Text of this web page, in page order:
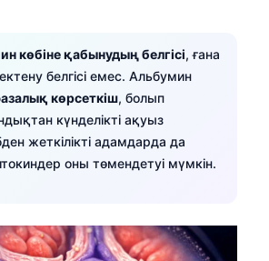
көбіне қабынудың белгісі, ғана
белгісі емес. Альбумин
көрсеткіш, болып
күнделікті ақуыз
жеткілікті адамдарда да
оны төмендетуі мүмкін.